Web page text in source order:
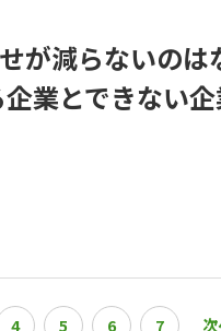
が減らないのは
業とできない
4 5 6 7